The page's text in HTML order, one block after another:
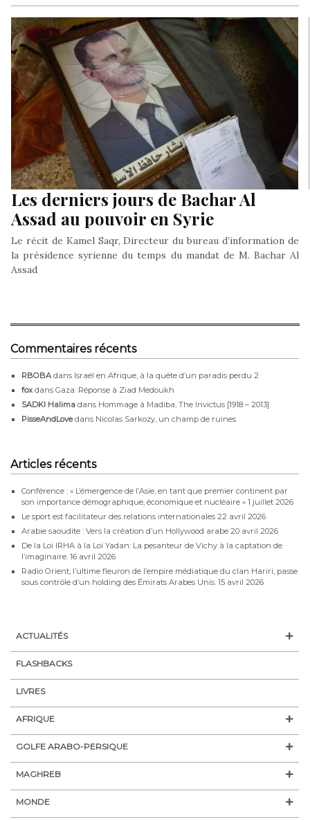
Les derniers jours de Bachar Al
Assad au pouvoir en Syrie
Le récit de Kamel Saqr, Directeur du bureau d’information de
la présidence syrienne du temps du mandat de M. Bachar Al
Assad
Commentaires récents
RBOBA dans Israël en Afrique, à la quête d’un paradis perdu 2
fox dans Gaza: Réponse à Ziad Medoukh
SADKI Halima dans Hommage à Madiba, The Invictus [1918 – 2013]
PisseAndLovedans Nicolas Sarkozy, un champ de ruines
Articles récents
Conférence : « L’émergence de l’Asie, en tant que premier continent par
son importance démographique, économique et nucléaire » 1 juillet 2026
Le sport est facilitateur des relations internationales 22 avril 2026
Arabie saoudite : Vers la création d’un Hollywood arabe 20 avril 2026
De la Loi IRHA à la Loi Yadan: La pesanteur de Vichy à la captation de
l’imaginaire. 16 avril 2026
Radio Orient, l’ultime fleuron de l’empire médiatique du clan Hariri, passe
sous contrôle d’un holding des Émirats Arabes Unis. 15 avril 2026
ACTUALITÉS
FLASHBACKS
LIVRES
AFRIQUE
GOLFE ARABO-PERSIQUE
MAGHREB
MONDE